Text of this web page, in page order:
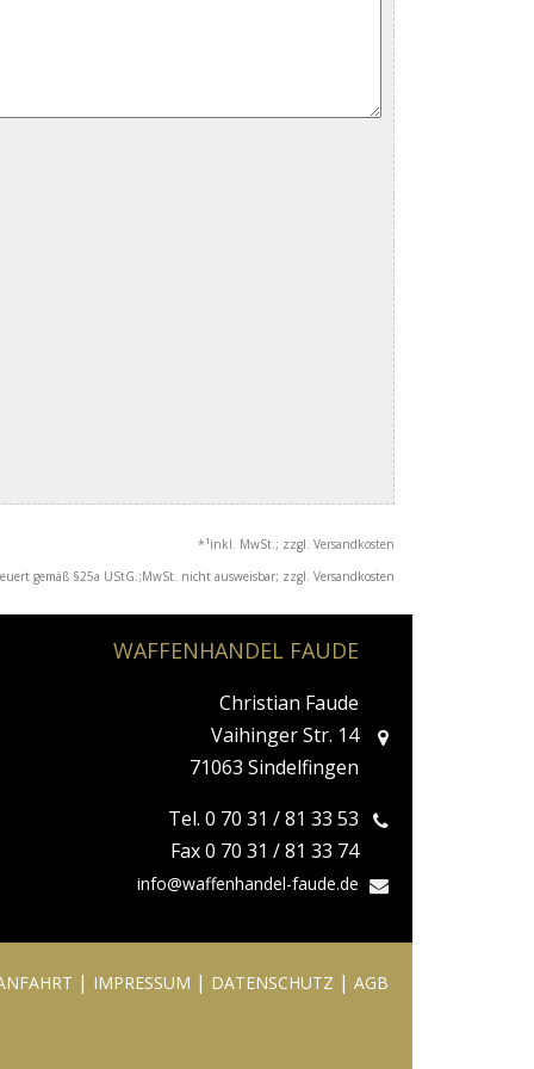
* 1 inkl. MwSt.; zzgl. Versandkosten
gemäß §25a UStG.;MwSt. nicht ausweisbar; zzgl. Versandkosten
WAFFENHANDEL FAUDE
Christian Faude
Vaihinger Str. 14
71063 Sindelfingen
Tel. 0 70 31 / 81 33 53
Fax 0 70 31 / 81 33 74
info@waffenhandel-faude.de
| IMPRESSUM | DATENSCHUTZ | AGB